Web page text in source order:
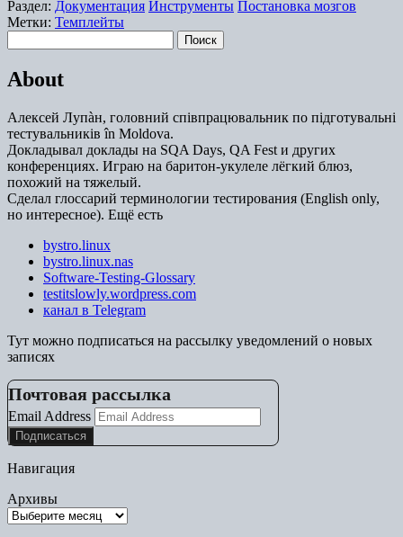
Раздел: Документация Инструменты Постановка мозгов
Метки: Темплейты
About
Алексей Лупàн, головний спiвпрацювальник по підготувальні
тестувальників în Moldova.
Докладывал доклады на SQA Days, QA Fest и других
конференциях. Играю на баритон-укулеле лёгкий блюз,
похожий на тяжелый.
Сделал глоссарий терминологии тестирования (English only,
но интересное). Ещё есть
bystro.linux
bystro.linux.nas
Software-Testing-Glossary
testitslowly.wordpress.com
канал в Telegram
Тут можно подписаться на рассылку уведомлений о новых
записях
Почтовая рассылка
Email Address
Навигация
Архивы